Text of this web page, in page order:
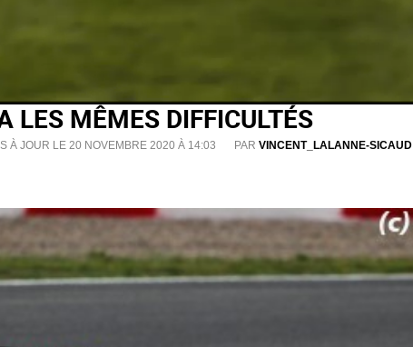
LES MÊMES DIFFICULTÉS
À JOUR LE 20 NOVEMBRE 2020 À 14:03 PAR VINCENT_LALANNE-SICAUD